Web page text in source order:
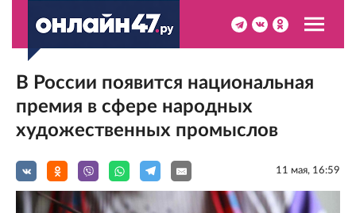
В России появится национальная
премия в сфере народных
художественных промыслов
11 мая, 16:59